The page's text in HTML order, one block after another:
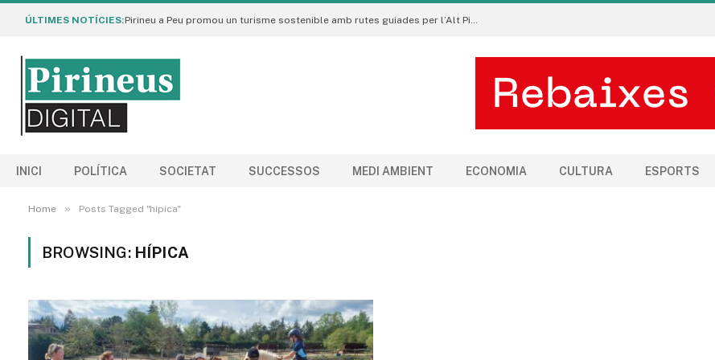
ÚLTIMES NOTÍCIES: Pirineu a Peu promou un turisme sostenible amb rutes guiades per l’Alt Pirineu i l’Aran
INICI POLÍTICA SOCIETAT SUCCESSOS MEDI AMBIENT ECONOMIA CULTURA ESPORTS
Home » Posts Tagged "hípica"
BROWSING: HÍPICA